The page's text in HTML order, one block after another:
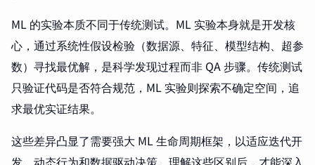
ML 的实验本质不同于传统测试。ML 实验本身就是开发核
心，通过系统性假设检验（数据源、特征、模型结构、超参
数）寻找最优解，是科学发现过程而非 QA 步骤。传统测试
只验证代码是否符合规范，ML 实验则探索不确定空间，追
求最优实证结果。
这些差异凸显了需要强大 ML 生命周期框架，以适应迭代开
发、动态行为和数据驱动决策。理解这些区别后，才能深入